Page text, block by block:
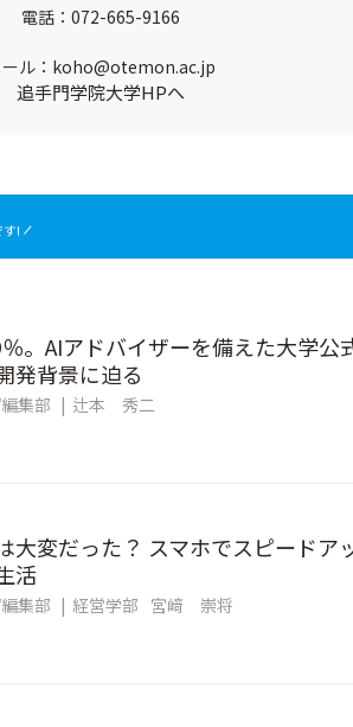
電話： 072-665-9166
ル： koho@otemon.ac.jp
追手門学院大学HPへ
!
。AIアドバイザーを備えた大学公
発背景に迫る
集部 辻本 秀二
大変だった？ スマホでスピードア
活
集部 経営学部 宮﨑 崇将